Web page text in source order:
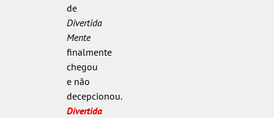
de
Divertida
Mente
finalmente
chegou
e não
decepcionou.
Divertida